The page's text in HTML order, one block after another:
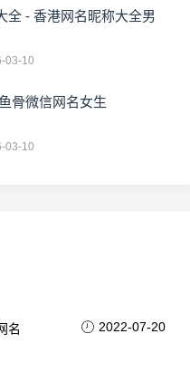
全 - 香港网名昵称大全男
03-10
骨微信网名女生
03-10
名 2022-07-20